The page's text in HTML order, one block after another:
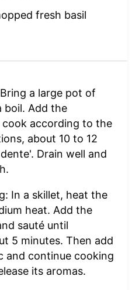
fresh basil
a large pot of
boil. Add the
according to the
about 10 to 12
Drain well and
In a skillet, heat the
heat. Add the
sauté until
5 minutes. Then add
and continue cooking
its aromas.